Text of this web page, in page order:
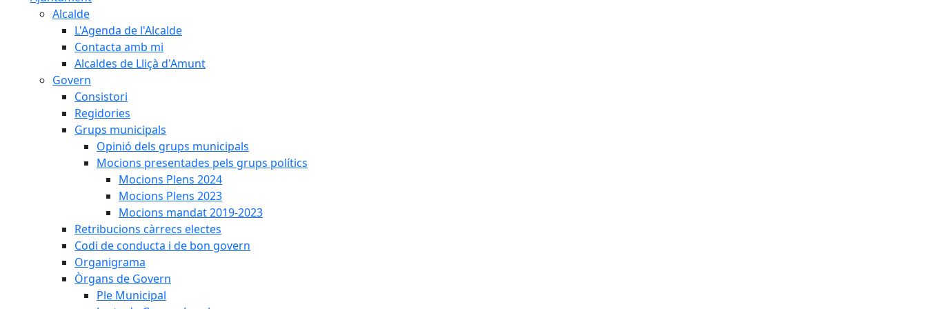
Alcalde
L'Agenda de l'Alcalde
Contacta amb mi
Alcaldes de Lliçà d'Amunt
Govern
Consistori
Regidories
Grups municipals
Opinió dels grups municipals
Mocions presentades pels grups polítics
Mocions Plens 2024
Mocions Plens 2023
Mocions mandat 2019-2023
Retribucions càrrecs electes
Codi de conducta i de bon govern
Organigrama
Òrgans de Govern
Ple Municipal